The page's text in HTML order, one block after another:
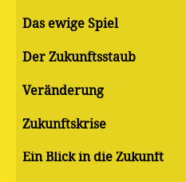
Das ewige Spiel
Der Zukunftsstaub
Veränderung
Zukunftskrise
Ein Blick in die Zukunft